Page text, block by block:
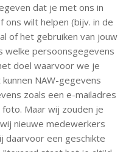
dat je met ons in
ons wilt helpen (bijv. in de
of het gebruiken van jouw
welke persoonsgegevens
doel waarvoor we je
NAW-gegevens
zoals een e-mailadres
Maar wij zouden je
nieuwe medewerkers
daarvoor een geschikte